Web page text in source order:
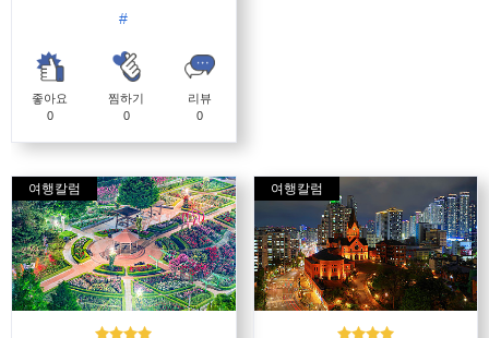
#
좋아요
0
찜하기
0
리뷰
0
여행칼럼 여행칼럼